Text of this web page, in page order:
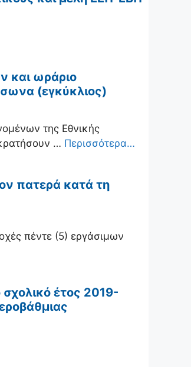
και ωράριο
(εγκύκλιος)
της Εθνικής
… Περισσότερα…
πατερά κατά τη
πέντε (5) εργάσιμων
έτος 2019-